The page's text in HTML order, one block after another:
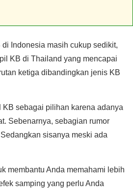
Indonesia masih cukup sedikit,
KB di Thailand yang mencapai
ketiga dibandingkan jenis KB
sebagai pilihan karena adanya
Sebenarnya, sebagian rumor
sisanya meski ada
membantu Anda memahami lebih
samping yang perlu Anda